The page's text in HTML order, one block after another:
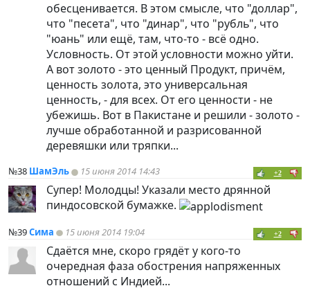
обесценивается. В этом смысле, что "доллар",
что "песета", что "динар", что "рубль", что
"юань" или ещё, там, что-то - всё одно.
Условность. От этой условности можно уйти.
А вот золото - это ценный Продукт, причём,
ценность золота, это универсальная
ценность, - для всех. От его ценности - не
убежишь. Вот в Пакистане и решили - золото -
лучше обработанной и разрисованной
деревяшки или тряпки...
№38 ШамЭль 15 июня 2014 14:43 +2
Супер! Молодцы! Указали место дрянной
пиндосовской бумажке.
№39Сима 15 июня 2014 19:04 +2
Сдаётся мне, скоро грядёт у кого-то
очередная фаза обострения напряженных
отношений с Индией...